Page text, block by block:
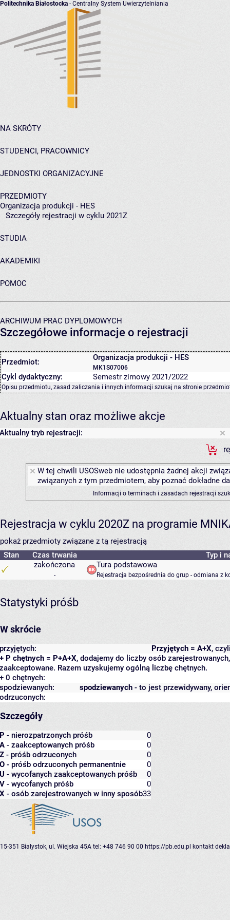
Politechnika Białostocka - Centralny System Uwierzytelniania
NA SKRÓTY
STUDENCI, PRACOWNICY
JEDNOSTKI ORGANIZACYJNE
PRZEDMIOTY
Organizacja produkcji - HES
Szczegóły rejestracji w cyklu 2021Z
STUDIA
AKADEMIKI
POMOC
ARCHIWUM PRAC DYPLOMOWYCH
Szczegółowe informacje o rejestracji
Przedmiot: Organizacja produkcji - HES
MK1S07006
Cykl dydaktyczny: Semestr zimowy 2021/2022
Opisu przedmiotu, zasad zaliczania i innych informacji szukaj na stronie
Aktualny stan oraz możliwe akcje
Aktualny tryb rejestracji:
W tej chwili USOSweb nie udostępnia żadnej akcji
związanych z tym przedmiotem, aby poznać dokładne
Informacji o terminach i zasadach rejestracji
Rejestracja w cyklu 2020Z na programie
pokaż przedmioty związane z tą rejestracją
Stan
Czas trwania
Typ i
zakończona
-
Tura podstawowa
Rejestracja bezpośrednia do grup - odmiana z
Statystyki próśb
W skrócie
Przyjętych = A+X,
przyjętych:
+ P chętnych = P+A+X, dodajemy do liczby osób
zaakceptowane. Razem uzyskujemy ogólną liczbę chętnych.
+ 0 chętnych:
spodziewanych - to jest przewidywany,
spodziewanych:
odrzuconych:
Szczegóły
P - nierozpatrzonych próśb
0
A - zaakceptowanych próśb
0
Z - próśb odrzuconych
0
O - próśb odrzuconych permanentnie
0
U - wycofanych zaakceptowanych próśb
0
V - wycofanych próśb
0
X - osób zarejestrowanych w inny sposób33
15-351 Białystok, ul. Wiejska 45A tel: +48 746 90 00 https://pb.edu.pl kontakt